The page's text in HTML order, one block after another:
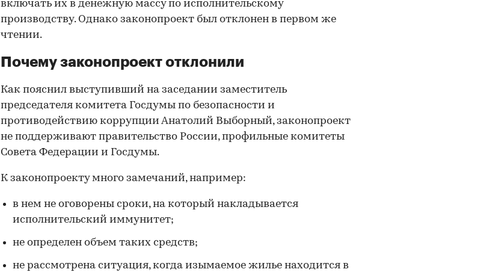
включать их в денежную массу по исполнительскому
производству. Однако законопроект был отклонен в первом же
чтении.
Почему законопроект отклонили
Как пояснил выступивший на заседании заместитель
председателя комитета Госдумы по безопасности и
противодействию коррупции Анатолий Выборный, законопроект
не поддерживают правительство России, профильные комитеты
Совета Федерации и Госдумы.
К законопроекту много замечаний, например:
в нем не оговорены сроки, на который накладывается
исполнительский иммунитет;
не определен объем таких средств;
не рассмотрена ситуация, когда изымаемое жилье находится в